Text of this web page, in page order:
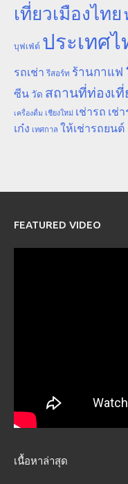
เที่ยวเมืองไทย
บุฟเฟ่ต์ ประเทศไ
รถเช่า รีสอร์ท ร้านกาแฟ
ซีน วัด สถานที่ท่องเที่
เครื่องดื่ม เชียงใหม่ เช่ารถ เช่
เก๋ง เทศกาล ให้เช่ารถยนต์
FEATURED VIDEO
เนื้อหาล่าสุด